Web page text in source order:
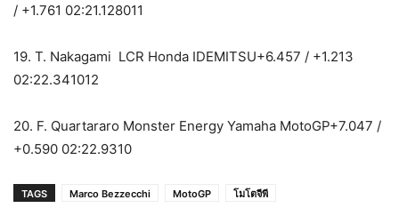
/ +1.761 02:21.128011
19. T. Nakagami LCR Honda IDEMITSU+6.457 / +1.213
02:22.341012
20. F. Quartararo Monster Energy Yamaha MotoGP+7.047 /
+0.590 02:22.9310
TAGS Marco Bezzecchi MotoGP โมโตจีพี